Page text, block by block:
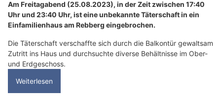
Am Freitagabend (25.08.2023), in der Zeit zwischen 17:40
Uhr und 23:40 Uhr, ist eine unbekannte Täterschaft in ein
Einfamilienhaus am Rebberg eingebrochen.
Die Täterschaft verschaffte sich durch die Balkontür gewaltsam
Zutritt ins Haus und durchsuchte diverse Behältnisse im Ober-
und Erdgeschoss.
Weiterlesen